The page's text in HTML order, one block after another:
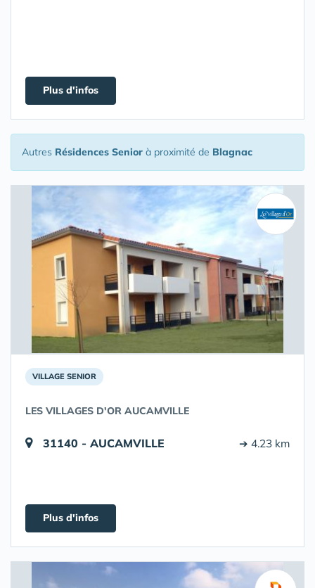
Plus d'infos
Autres Résidences Senior à proximité de Blagnac
VILLAGE SENIOR
LES VILLAGES D'OR AUCAMVILLE
31140 - AUCAMVILLE ➔ 4.23 km
Plus d'infos